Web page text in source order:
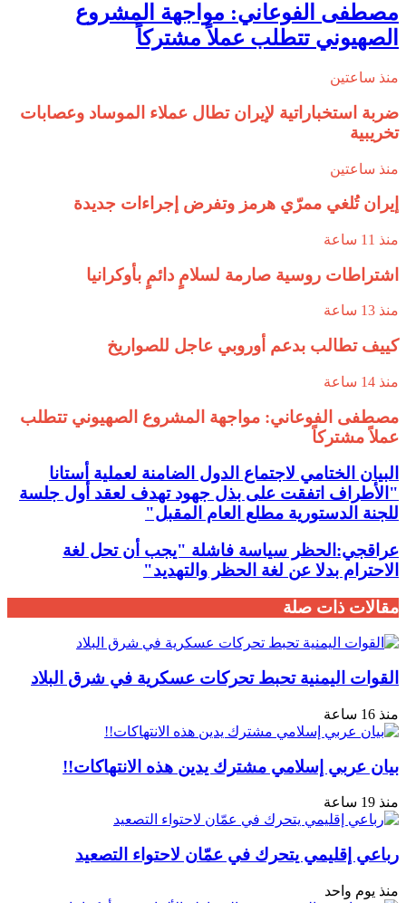
مصطفى الفوعاني: مواجهة المشروع
الصهيوني تتطلب عملاً مشتركاً
منذ ساعتين
ضربة استخباراتية لإيران تطال عملاء الموساد وعصابات
تخريبية
منذ ساعتين
إيران تُلغي ممرّي هرمز وتفرض إجراءات جديدة
منذ 11 ساعة
اشتراطات روسية صارمة لسلامٍ دائمٍ بأوكرانيا
منذ 13 ساعة
كييف تطالب بدعم أوروبي عاجل للصواريخ
منذ 14 ساعة
مصطفى الفوعاني: مواجهة المشروع الصهيوني تتطلب
عملاً مشتركاً
البيان الختامي لاجتماع الدول الضامنة لعملية أستانا
"الأطراف اتفقت على بذل جهود تهدف لعقد أول جلسة
للجنة الدستورية مطلع العام المقبل"
عراقجي:الحظر سياسة فاشلة "يجب أن تحل لغة
الاحترام بدلا عن لغة الحظر والتهدید"
مقالات ذات صلة
القوات اليمنية تحبط تحركات عسكرية في شرق البلاد
منذ 16 ساعة
بيان عربي إسلامي مشترك يدين هذه الانتهاكات!!
منذ 19 ساعة
رباعي إقليمي يتحرك في عمّان لاحتواء التصعيد
منذ يوم واحد